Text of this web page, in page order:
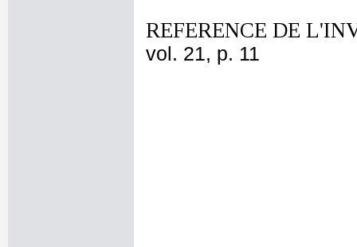
REFERENCE DE
vol. 21, p. 11